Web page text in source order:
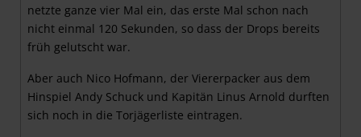
netzte ganze vier Mal ein, das erste Mal schon nach
nicht einmal 120 Sekunden, so dass der Drops bereits
früh gelutscht war.
Aber auch Nico Hofmann, der Viererpacker aus dem
Hinspiel Andy Schuck und Kapitän Linus Arnold durften
sich noch in die Torjägerliste eintragen.